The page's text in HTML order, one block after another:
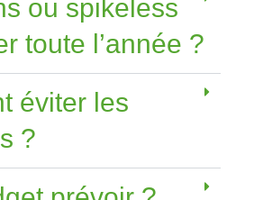
ou spikeless
toute l’année ?
éviter les
?